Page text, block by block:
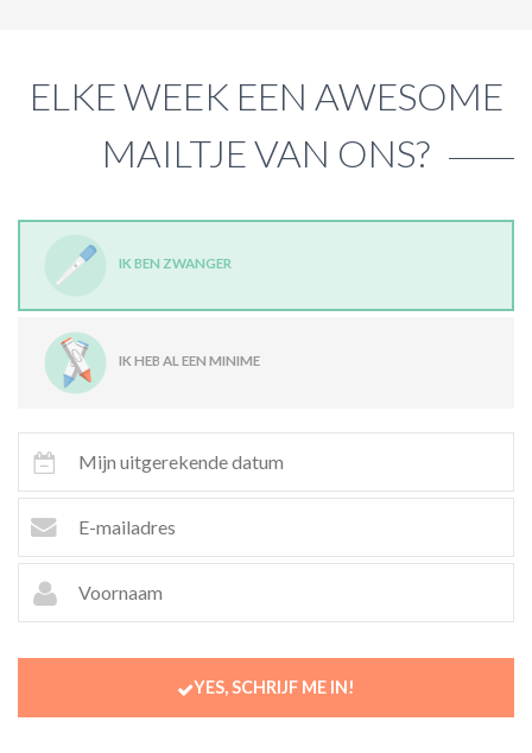
ELKE WEEK EEN AWESOME
MAILTJE VAN ONS?
IK BEN ZWANGER
IK HEB AL EEN MINIME
YES, SCHRIJF ME IN!